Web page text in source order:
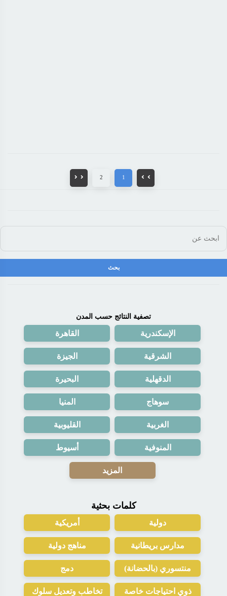
1
2
تصفية النتائج حسب المدن
الإسكندرية القاهرة
الشرقية الجيزة
الدقهلية البحيرة
سوهاج المنيا
الغربية القليوبية
المنوفية أسيوط
المزيد
كلمات بحثية
دولية أمريكية
مدارس بريطانية مناهج دولية
منتسوري (بالحضانة) دمج
ذوي احتياجات خاصة تخاطب وتعديل سلوك